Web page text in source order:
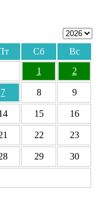
Сб
Вс
1
2
7 8 9
15 16
22 23
29 30